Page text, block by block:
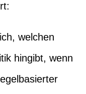
welchen
hingibt, wenn